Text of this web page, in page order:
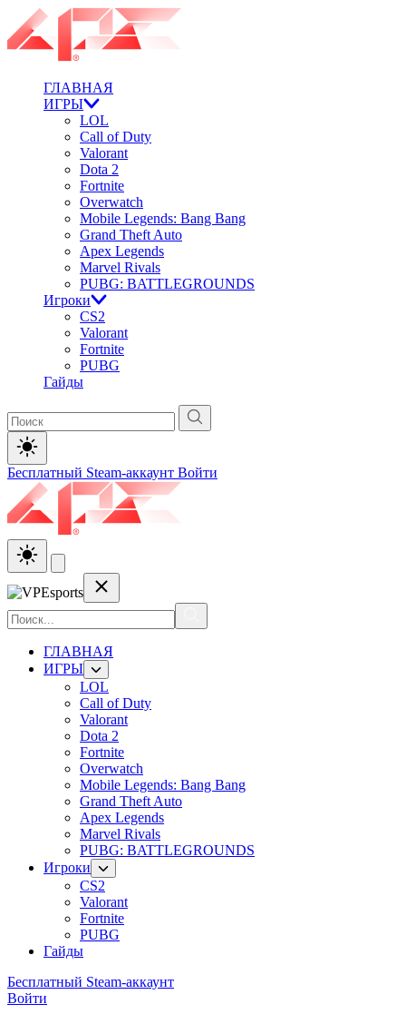
ГЛАВНАЯ
ИГРЫ
LOL
Call of Duty
Valorant
Dota 2
Fortnite
Overwatch
Mobile Legends: Bang Bang
Grand Theft Auto
Apex Legends
Marvel Rivals
PUBG: BATTLEGROUNDS
Игроки
CS2
Valorant
Fortnite
PUBG
Гайды
Бесплатный Steam-аккаунт Войти
ГЛАВНАЯ
ИГРЫ
LOL
Call of Duty
Valorant
Dota 2
Fortnite
Overwatch
Mobile Legends: Bang Bang
Grand Theft Auto
Apex Legends
Marvel Rivals
PUBG: BATTLEGROUNDS
Игроки
CS2
Valorant
Fortnite
PUBG
Гайды
Бесплатный Steam-аккаунт
Войти